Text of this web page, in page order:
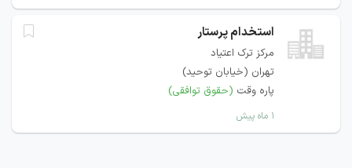
استخدام پرستار
مرکز ترک اعتیاد
تهران (خیابان توحید)
پاره وقت (حقوق توافقی)
۱ ماه پیش